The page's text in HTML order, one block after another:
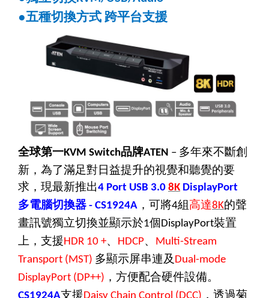
●五種切換方式 跨平台支援
全球第一KVM Switch品牌ATEN – 多年來不斷創
新，為了滿足對日益提升的視覺和聽覺的要
求，現最新推出4 Port USB 3.0 8KDisplayPort
多電腦切換器 - CS1924A ，可將4組高達8K的聲
畫訊號獨立切換並顯示於1個 DisplayPort裝置
上，支援 HDR 10 +、 HDCP、
Multi-Stream
Transport (MST) 多顯示屏串連及 Dual-mode
DisplayPort (DP++) ，方便配合硬件設備。
CS1924A支援 Daisy Chain Control (DCC) ，透過菊